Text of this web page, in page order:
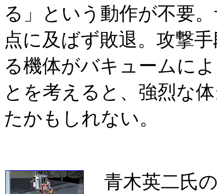
る」という動作が不要
点に及ばず敗退。攻撃
る機体がバキュームに
とを考えると、強烈な
たかもしれない。
青木英二氏